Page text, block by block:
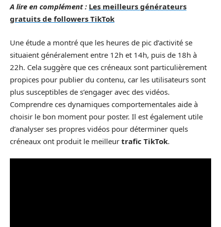
A lire en complément : Les meilleurs générateurs
gratuits de followers TikTok
Une étude a montré que les heures de pic d’activité se
situaient généralement entre 12h et 14h, puis de 18h à
22h. Cela suggère que ces créneaux sont particulièrement
propices pour publier du contenu, car les utilisateurs sont
plus susceptibles de s’engager avec des vidéos.
Comprendre ces dynamiques comportementales aide à
choisir le bon moment pour poster. Il est également utile
d’analyser ses propres vidéos pour déterminer quels
créneaux ont produit le meilleur trafic TikTok.